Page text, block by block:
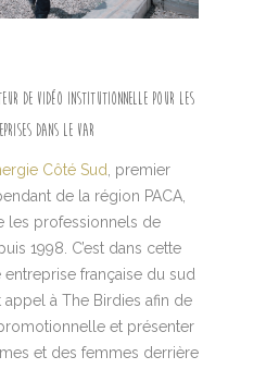
de vidéo institutionnelle pour les
dans le Var
Côté Sud
, premier
de la région PACA,
les professionnels de
1998. C’est dans cette
française du sud
appel à The Birdies afin de
et présenter
et des femmes derrière